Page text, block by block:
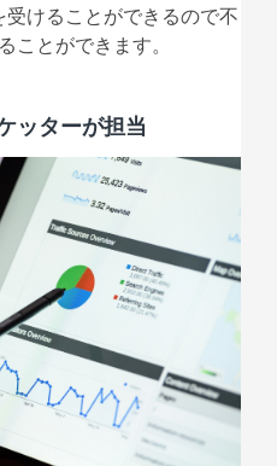
けることができるので不
ことができます。
ッターが担当